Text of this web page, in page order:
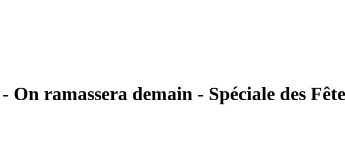
- On ramassera demain - Spéciale des